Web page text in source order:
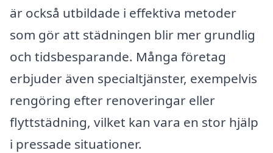
är också utbildade i effektiva metoder
som gör att städningen blir mer grundlig
och tidsbesparande. Många företag
erbjuder även specialtjänster, exempelvis
rengöring efter renoveringar eller
flyttstädning, vilket kan vara en stor hjälp
i pressade situationer.